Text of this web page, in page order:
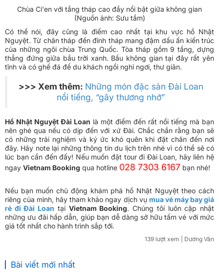
Chùa Ci'en với tầng tháp cao đầy nổi bật giữa không gian
(Nguồn ảnh: Sưu tầm)
Có thể nói, đây cũng là điểm cao nhất tại khu vực hồ Nhật
Nguyệt. Từ chân tháp đến đỉnh tháp mang đậm dấu ấn kiến trúc
của những ngôi chùa Trung Quốc. Tòa tháp gồm 9 tầng, dựng
thẳng đứng giữa bầu trời xanh. Bầu không gian tại đây rất yên
tĩnh và có ghế đá để du khách ngồi nghỉ ngơi, thư giãn.
>>> Xem thêm: Những món đặc sản Đài Loan
nổi tiếng, “gây thương nhớ”
Hồ Nhật Nguyệt Đài Loan là một điểm đến rất nổi tiếng mà bạn
nên ghé qua nếu có dịp đến với xứ Đài. Chắc chắn rằng bạn sẽ
có những trải nghiệm và ký ức khó quên khi đặt chân đến nơi
đây. Hãy note lại những thông tin du lịch trên nhé vì có thể sẽ có
lúc bạn cần đến đấy! Nếu muốn đặt tour đi Đài Loan, hãy liên hệ
ngay Vietnam Booking qua hotline 028 7303 6167 bạn nhé!
Nếu bạn muốn chủ động khám phá hồ Nhật Nguyệt theo cách
riêng của mình, hãy tham khảo ngay dịch vụ mua vé máy bay giá
rẻ đi Đài Loan tại Vietnam Booking. Chúng tôi luôn cập nhật
những ưu đãi hấp dẫn, giúp bạn dễ dàng sở hữu tấm vé với mức
giá tốt nhất cho hành trình sắp tới.
139 lượt xem | Dương Vân
Bài viết mới nhất